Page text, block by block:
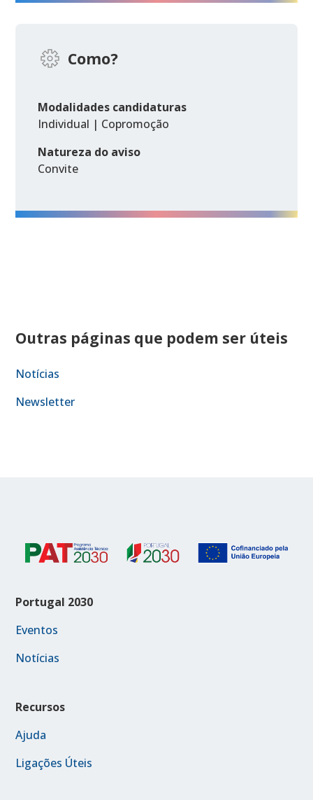
Como?
Modalidades candidaturas
Individual | Copromoção
Natureza do aviso
Convite
Outras páginas que podem ser úteis
Notícias
Newsletter
Portugal 2030
Eventos
Notícias
Recursos
Ajuda
Ligações Úteis